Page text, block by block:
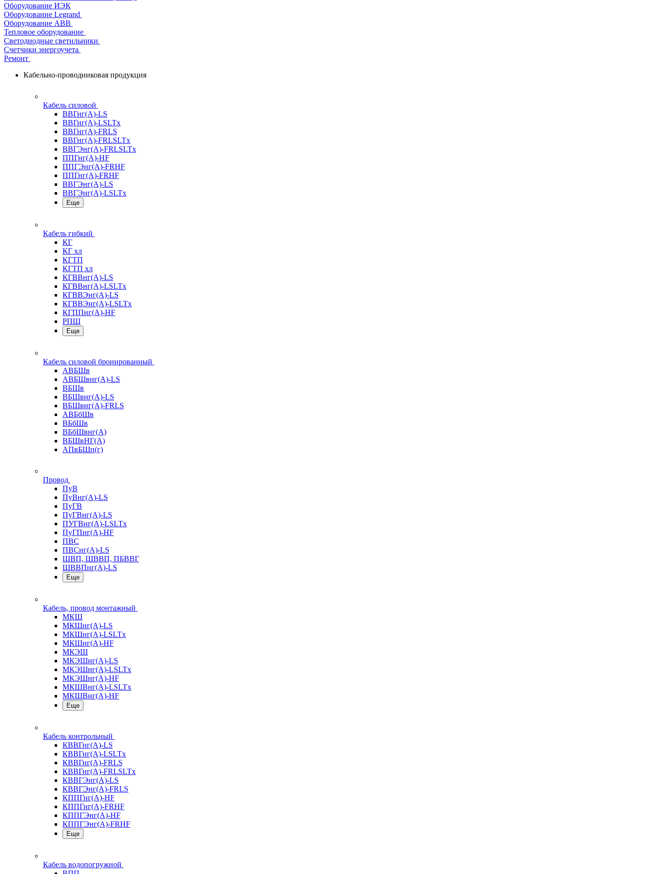
Оборудование ИЭК
Оборудование Legrand
Оборудование АВВ
Тепловое оборудование
Светодиодные светильники
Счетчики энергоучета
Ремонт
Кабельно-проводниковая продукция
Кабель силовой
ВВГнг(А)-LS
ВВГнг(А)-LSLTx
ВВГнг(А)-FRLS
ВВГнг(А)-FRLSLTx
ВВГЭнг(А)-FRLSLTx
ППГнг(А)-HF
ППГЭнг(А)-FRHF
ППГнг(А)-FRHF
ВВГЭнг(А)-LS
ВВГЭнг(А)-LSLTx
Еще
Кабель гибкий
КГ
КГ хл
КГТП
КГТП хл
КГВВнг(А)-LS
КГВВнг(А)-LSLTx
КГВВЭнг(А)-LS
КГВВЭнг(А)-LSLTx
КГППнг(А)-HF
РПШ
Еще
Кабель силовой бронированный
АВБШв
АВБШвнг(А)-LS
ВБШв
ВБШвнг(А)-LS
ВБШвнг(А)-FRLS
АВБбШв
ВБбШв
ВБбШвнг(А)
ВБШвНГ(А)
АПвБШп(г)
Провод
ПуВ
ПуВнг(А)-LS
ПуГВ
ПуГВнг(А)-LS
ПУГВнг(А)-LSLTx
ПуГПнг(А)-HF
ПВС
ПВСнг(А)-LS
ШВП, ШВВП, ПБВВГ
ШВВПнг(А)-LS
Еще
Кабель, провод монтажный
МКШ
МКШнг(А)-LS
МКШнг(А)-LSLTx
МКШнг(А)-HF
МКЭШ
МКЭШнг(А)-LS
МКЭШнг(А)-LSLTx
МКЭШнг(А)-HF
МКШВнг(A)-LSLTx
МКШВнг(А)-HF
Еще
Кабель контрольный
КВВГнг(А)-LS
КВВГнг(А)-LSLTx
КВВГнг(А)-FRLS
КВВГнг(А)-FRLSLTx
КВВГЭнг(А)-LS
КВВГЭнг(А)-FRLS
КППГнг(А)-HF
КППГнг(А)-FRHF
КППГЭнг(А)-HF
КППГЭнг(А)-FRHF
Еще
Кабель водопогружной